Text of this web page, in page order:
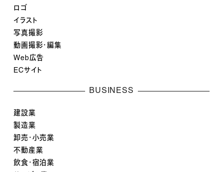
ロゴ
イラスト
写真撮影
動画撮影・編集
Web広告
ECサイト
BUSINESS
建設業
製造業
卸売・小売業
不動産業
飲食・宿泊業